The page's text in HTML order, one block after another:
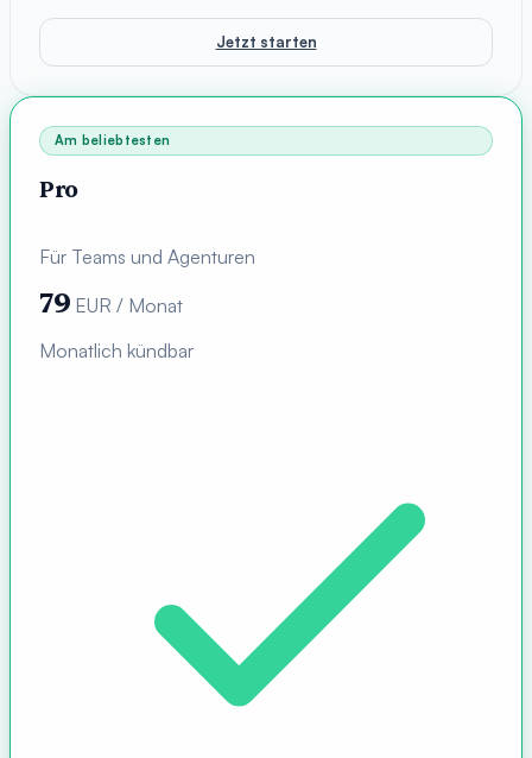
Jetzt starten
Am beliebtesten
Pro
Für Teams und Agenturen
79 EUR / Monat
Monatlich kündbar